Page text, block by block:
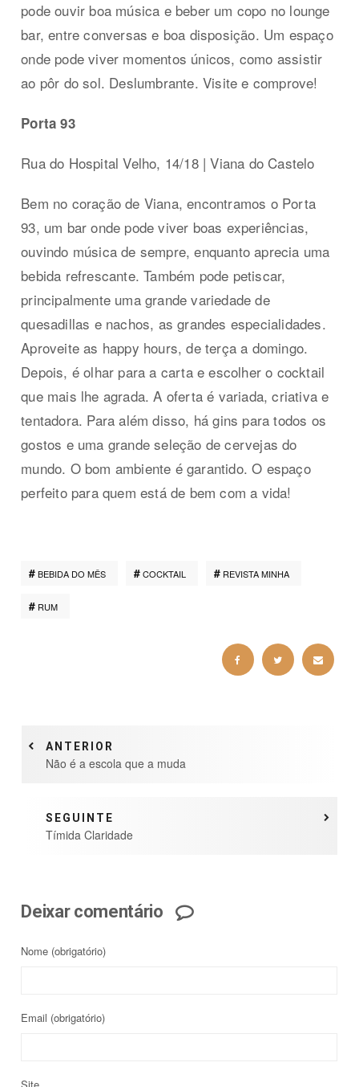
pode ouvir boa música e beber um copo no lounge
bar, entre conversas e boa disposição. Um espaço
onde pode viver momentos únicos, como assistir
ao pôr do sol. Deslumbrante. Visite e comprove!
Porta 93
Rua do Hospital Velho, 14/18 | Viana do Castelo
Bem no coração de Viana, encontramos o Porta
93, um bar onde pode viver boas experiências,
ouvindo música de sempre, enquanto aprecia uma
bebida refrescante. Também pode petiscar,
principalmente uma grande variedade de
quesadillas e nachos, as grandes especialidades.
Aproveite as happy hours, de terça a domingo.
Depois, é olhar para a carta e escolher o cocktail
que mais lhe agrada. A oferta é variada, criativa e
tentadora. Para além disso, há gins para todos os
gostos e uma grande seleção de cervejas do
mundo. O bom ambiente é garantido. O espaço
perfeito para quem está de bem com a vida!
BEBIDA DO MÊS COCKTAIL REVISTA MINHA
RUM
ANTERIOR
Não é a escola que a muda
SEGUINTE
Tímida Claridade
Deixar comentário
Nome (obrigatório)
Email (obrigatório)